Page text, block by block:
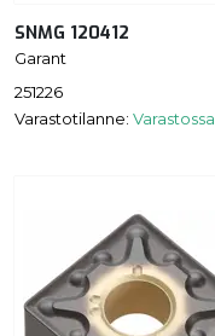
SNMG 120412
Garant
251226
Varastotilanne: Varastossa